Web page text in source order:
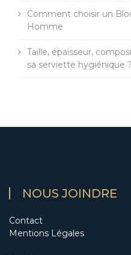
Comment choisir un
Homme
Taille, épaisseur,
sa serviette hygiénique ?
NOUS JOINDRE
Contact
Mentions Légales